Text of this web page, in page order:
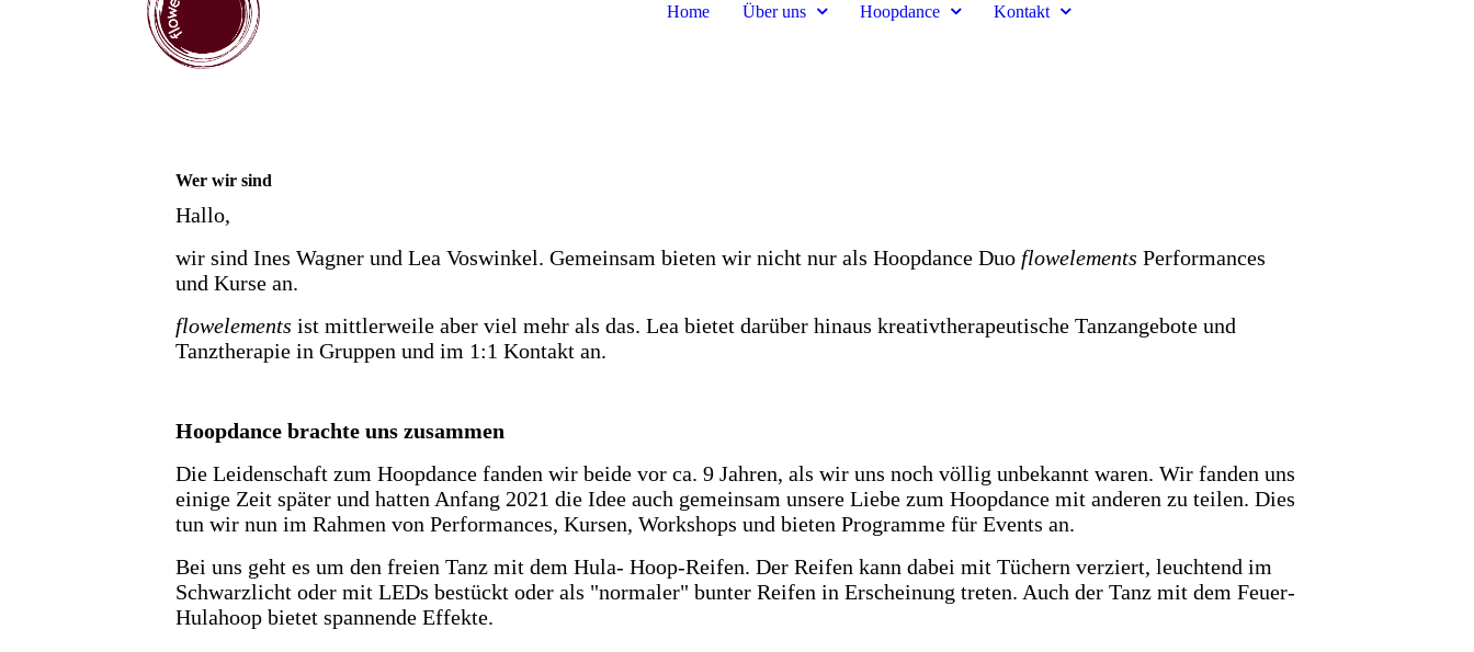
Home Über uns Hoopdance Kontakt
Wer wir sind
Hallo,
wir sind Ines Wagner und Lea Voswinkel. Gemeinsam bieten wir nicht nur als Hoopdance Duo flowelements Performances
und Kurse an.
flowelements ist mittlerweile aber viel mehr als das. Lea bietet darüber hinaus kreativtherapeutische Tanzangebote und
Tanztherapie in Gruppen und im 1:1 Kontakt an.
Hoopdance brachte uns zusammen
Die Leidenschaft zum Hoopdance fanden wir beide vor ca. 9 Jahren, als wir uns noch völlig unbekannt waren. Wir fanden uns
einige Zeit später und hatten Anfang 2021 die Idee auch gemeinsam unsere Liebe zum Hoopdance mit anderen zu teilen. Dies
tun wir nun im Rahmen von Performances, Kursen, Workshops und bieten Programme für Events an.
Bei uns geht es um den freien Tanz mit dem Hula- Hoop-Reifen. Der Reifen kann dabei mit Tüchern verziert, leuchtend im
Schwarzlicht oder mit LEDs bestückt oder als "normaler" bunter Reifen in Erscheinung treten. Auch der Tanz mit dem Feuer-
Hulahoop bietet spannende Effekte.